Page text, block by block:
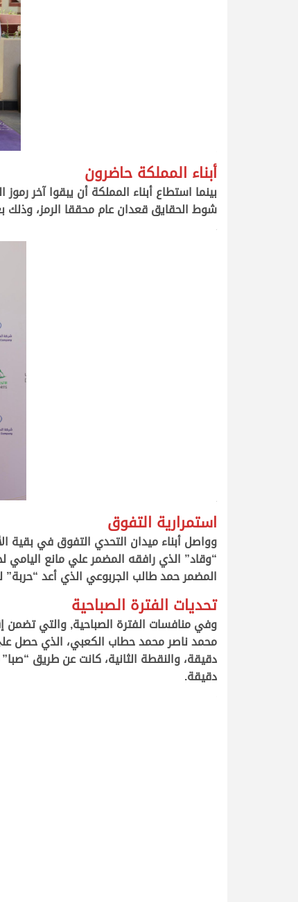
أبناء المملكة حاضرون
بينما استطاع أبناء المملكة أن يبقوا آخر
شوط الحقايق قعدان عام محققا الرمز، وذلك بعد رحلة
>
>
استمرارية التفوق
وواصل أبناء ميدان التحدي التفوق في
المضمر حمد طالب الجربوعي الذي أعد “حربة” لحسم اللقب، وبتوقيت
تحديات الفترة الصباحية
دقيقة.